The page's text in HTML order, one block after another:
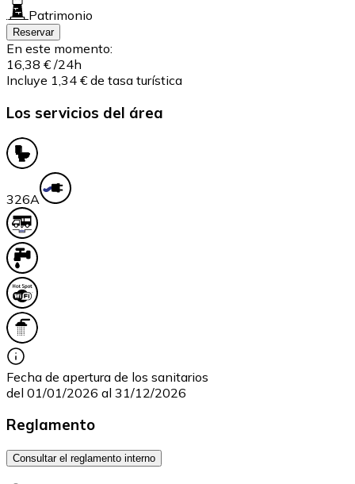
Patrimonio
Reservar
En este momento:
16,38 € /24h
Incluye 1,34 € de tasa turística
Los servicios del área
326A
Fecha de apertura de los sanitarios
del 01/01/2026 al 31/12/2026
Reglamento
Consultar el reglamento interno